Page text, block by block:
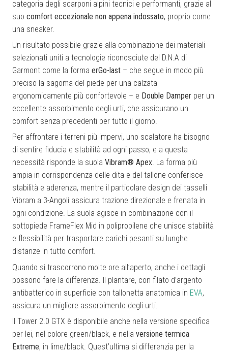
categoria degli scarponi alpini tecnici e performanti, grazie al
suo comfort eccezionale non appena indossato, proprio come
una sneaker.
Un risultato possibile grazie alla combinazione dei materiali
selezionati uniti a tecnologie riconosciute del D.N.A di
Garmont come la forma erGo-last – che segue in modo più
preciso la sagoma del piede per una calzata
ergonomicamente più confortevole – e Double Damper per un
eccellente assorbimento degli urti, che assicurano un
comfort senza precedenti per tutto il giorno.
Per affrontare i terreni più impervi, uno scalatore ha bisogno
di sentire fiducia e stabilità ad ogni passo, e a questa
necessità risponde la suola Vibram® Apex. La forma più
ampia in corrispondenza delle dita e del tallone conferisce
stabilità e aderenza, mentre il particolare design dei tasselli
Vibram a 3-Angoli assicura trazione direzionale e frenata in
ogni condizione. La suola agisce in combinazione con il
sottopiede FrameFlex Mid in polipropilene che unisce stabilità
e flessibilità per trasportare carichi pesanti su lunghe
distanze in tutto comfort.
Quando si trascorrono molte ore all’aperto, anche i dettagli
possono fare la differenza. Il plantare, con filato d’argento
antibatterico in superficie con tallonetta anatomica in EVA,
assicura un migliore assorbimento degli urti.
Il Tower 2.0 GTX è disponibile anche nella versione specifica
per lei, nel colore green/black, e nella versione termica
Extreme, in lime/black. Quest’ultima si differenzia per la